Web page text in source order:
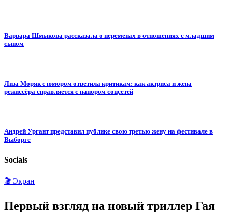
Варвара Шмыкова рассказала о переменах в отношениях с младшим
сыном
Лиза Моряк с юмором ответила критикам: как актриса и жена
режиссёра справляется с напором соцсетей
Андрей Ургант представил публике свою третью жену на фестивале в
Выборге
Socials
🎬 Экран
Первый взгляд на новый триллер Гая